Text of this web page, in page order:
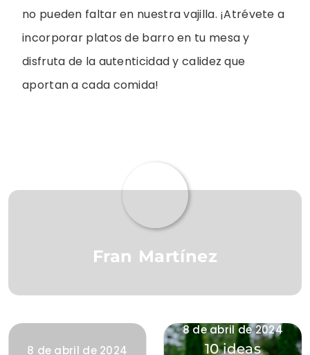
no pueden faltar en nuestra vajilla. ¡Atrévete a
incorporar platos de barro en tu mesa y
disfruta de la autenticidad y calidez que
aportan a cada comida!
Fran Martínez
8 de abril de 2024
8 de abril de 2024
10 ideas